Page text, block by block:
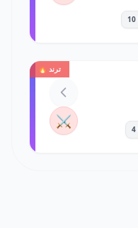
ترند 🔥
⚔️